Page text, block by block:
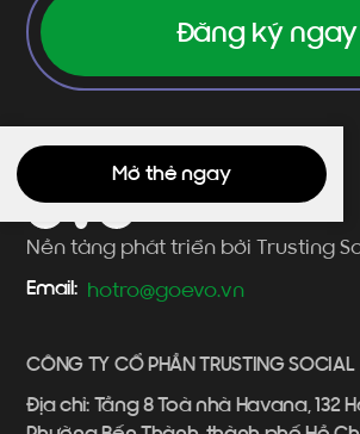
Đăng ký ngay
Mở thẻ ngay
Nền tảng phát triển bởi Trusting
Email: hotro@goevo.vn
CÔNG TY CỔ PHẦN TRUSTING SOCIAL
Địa chỉ: Tầng 8 Toà nhà Havana, 132